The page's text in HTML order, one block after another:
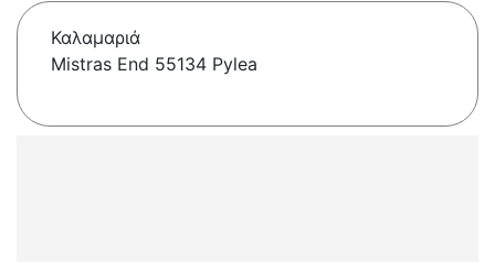
Καλαμαριά
Mistras End 55134 Pylea